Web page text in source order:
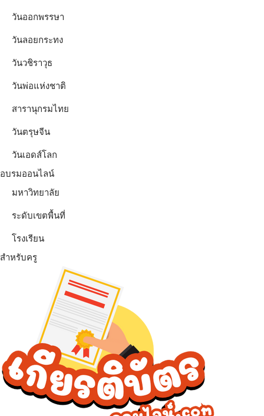
วันออกพรรษา
วันลอยกระทง
วันวชิราวุธ
วันพ่อแห่งชาติ
สารานุกรมไทย
วันตรุษจีน
วันเอดส์โลก
อบรมออนไลน์
มหาวิทยาลัย
ระดับเขตพื้นที่
โรงเรียน
สำหรับครู